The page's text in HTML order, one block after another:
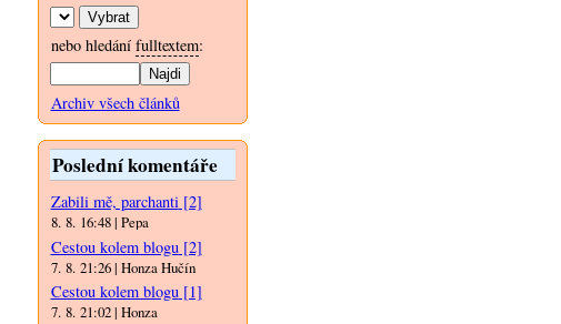
nebo hledání fulltextem:
Archiv všech článků
Poslední komentáře
Zabili mě, parchanti[2]
8. 8. 16:48 | Pepa
Cestou kolem blogu[2]
7. 8. 21:26 | Honza Hučín
Cestou kolem blogu[1]
7. 8. 21:02 | Honza